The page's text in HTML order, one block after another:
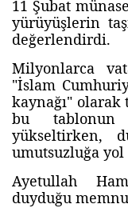
11 Şubat
yürüyüşlerin
değerlendirdi.
Milyonlarca
"İslam
kaynağı" olarak
bu
yükseltirken,
umutsuzluğa yol
Ayetullah
duyduğu